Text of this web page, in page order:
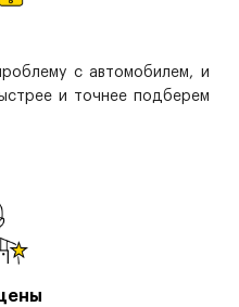
с автомобилем, и
и точнее подберем